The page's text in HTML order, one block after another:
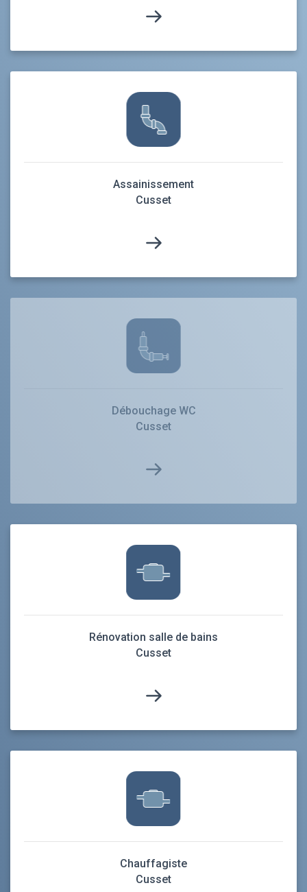
Assainissement
Cusset
Débouchage WC
Cusset
Rénovation salle de bains
Cusset
Chauffagiste
Cusset